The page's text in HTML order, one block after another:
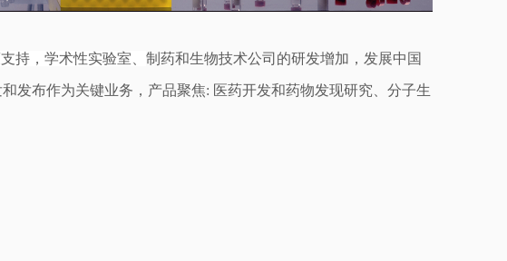
持，学术性实验室 制药和生物技术公司的研发增加，发展中国
发布作为关键业务，产品聚焦: 医药开发和药物发现研究、分子生